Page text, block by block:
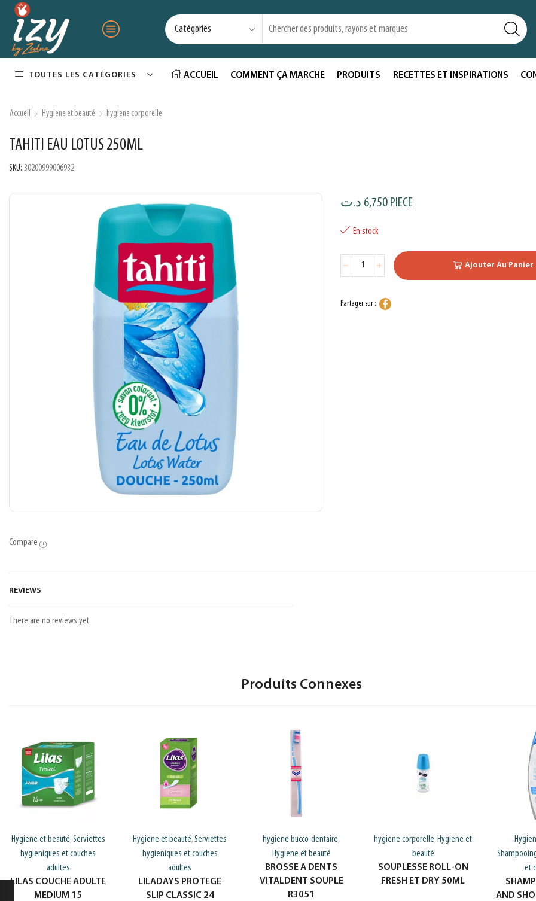
TOUTES LES CATÉGORIES ACCUEIL COMMENT ÇA MARCHE PRODUITS RECETTES ET INSPIRATIONS
Accueil Hygiene et beauté hygiene corporelle
TAHITI EAU LOTUS 250ML
SKU: 30200999006932
Compare
6,750 د.ت PIECE
En stock
Ajouter Au Panier
Partager sur :
REVIEWS
There are no reviews yet.
Produits Connexes
Hygiene et beauté, Serviettes
hygieniques et couches
adultes
LILAS COUCHE ADULTE
MEDIUM 15
Hygiene et beauté,Serviettes
hygieniques et couches
adultes
LILADAYS PROTEGE
SLIP CLASSIC 24
hygiene bucco-dentaire,
Hygiene et beauté
BROSSE A DENTS
VITALDENT SOUPLE
R3051
hygiene corporelle, Hygiene et
beauté
SOUPLESSE ROLL-ON
FRESH ET DRY 50ML
et
AND